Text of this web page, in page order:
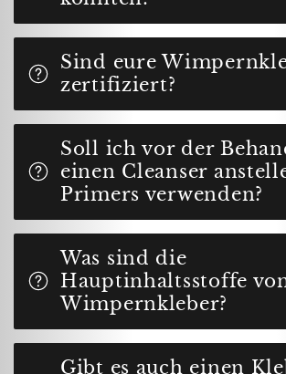
Sind eure
zertifiziert?
Soll ich vor der
einen Cleanser
Primers verwenden?
Was sind die
Hauptinhaltsstoffe
Wimpernkleber?
Gibt es auch einen